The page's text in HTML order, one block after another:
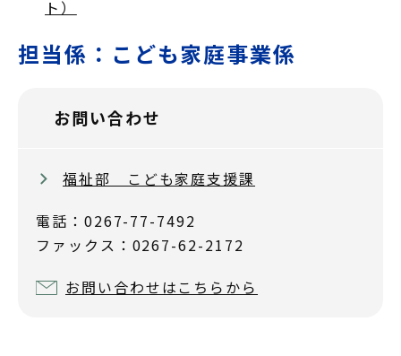
ト）
担当係：こども家庭事業係
お問い合わせ
福祉部 こども家庭支援課
電話：0267-77-7492
ファックス：0267-62-2172
お問い合わせはこちらから